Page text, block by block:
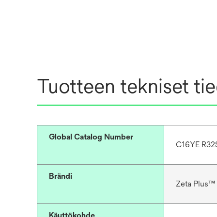
Tuotteen tekniset
Global Catalog Number
C16YE
Brändi
Zeta Plus™